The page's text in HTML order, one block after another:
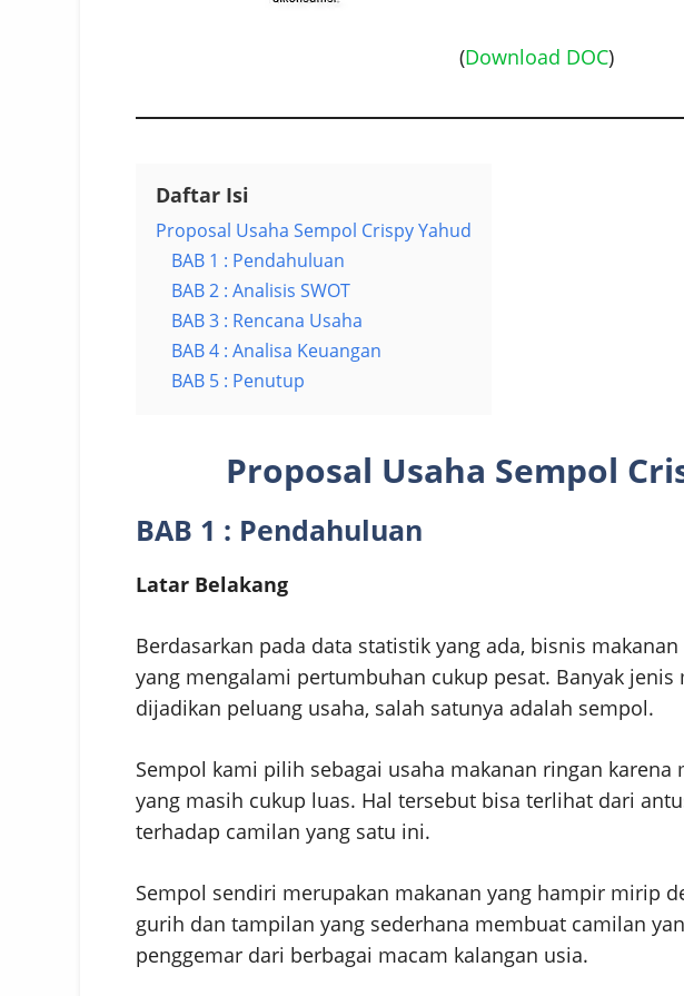
(Download DOC)
Daftar Isi
Proposal Usaha Sempol Crispy Yahud
BAB 1 : Pendahuluan
BAB 2 : Analisis SWOT
BAB 3 : Rencana Usaha
BAB 4 : Analisa Keuangan
BAB 5 : Penutup
Proposal Usaha Sempol
BAB 1 : Pendahuluan
Latar Belakang
Berdasarkan pada data statistik yang ada, bisnis
yang mengalami pertumbuhan cukup pesat. Banyak jenis
dijadikan peluang usaha, salah satunya adalah sempol.
Sempol kami pilih sebagai usaha makanan ringan
yang masih cukup luas. Hal tersebut bisa terlihat dari
terhadap camilan yang satu ini.
Sempol sendiri merupakan makanan yang hampir mirip
gurih dan tampilan yang sederhana membuat camilan
penggemar dari berbagai macam kalangan usia.